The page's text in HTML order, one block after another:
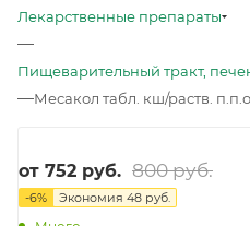
Лекарственные препараты
—
Пищеварительный тракт,
—Месакол табл. кш/раств.
от 752 руб. 800 руб.
-6% Экономия 48 руб.